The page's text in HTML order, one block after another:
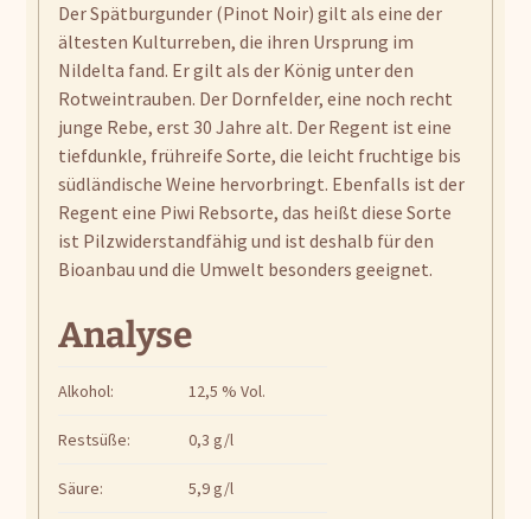
Der Spätburgunder (Pinot Noir) gilt als eine der
ältesten Kulturreben, die ihren Ursprung im
Nildelta fand. Er gilt als der König unter den
Rotweintrauben. Der Dornfelder, eine noch recht
junge Rebe, erst 30 Jahre alt. Der Regent ist eine
tiefdunkle, frühreife Sorte, die leicht fruchtige bis
südländische Weine hervorbringt. Ebenfalls ist der
Regent eine Piwi Rebsorte, das heißt diese Sorte
ist Pilzwiderstandfähig und ist deshalb für den
Bioanbau und die Umwelt besonders geeignet.
Analyse
Alkohol: 12,5 % Vol.
Restsüße: 0,3 g/l
Säure: 5,9 g/l